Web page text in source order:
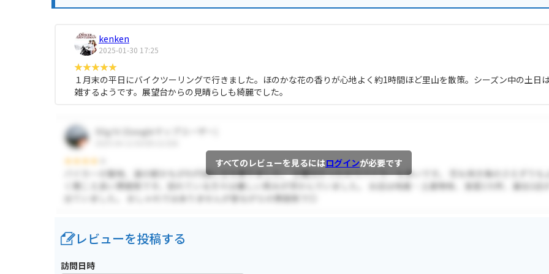
kenken
2025-01-30 17:25
１月末の平日にバイクツーリングで行きました。ほのかな花の香りが心地よく約1時間ほど里山を散策。シーズン中の土日
雑するようです。展望台からの見晴らしも綺麗でした。
すべてのレビューを見るにはログインが必要です
レビューを投稿する
訪問日時